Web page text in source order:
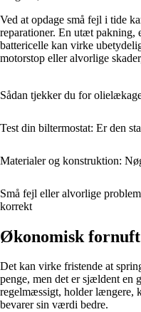
Ved at opdage små fejl i tide
reparationer. En utæt pakning,
battericelle kan virke
motorstop eller alvorlige
Sådan tjekker du for
Test din biltermostat: Er den
Materialer og konstruktion:
Små fejl eller alvorlige
korrekt
Økonomisk
Det kan virke fristende at
penge, men det er sjældent en
regelmæssigt, holder længere,
bevarer sin værdi bedre.